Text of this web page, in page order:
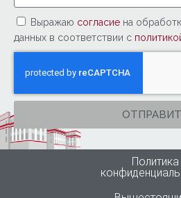
Выражаю согласие на
данных в соответствии с
Политика